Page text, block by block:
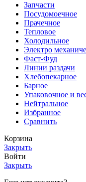
Запчасти
Посудомоечное
Прачечное
Тепловое
Холодильное
Электро
Фаст-Фуд
Линии раздачи
Хлебопекарное
Барное
Упаковочное и
Нейтральное
Избранное
Сравнить
Корзина
Закрыть
Войти
Закрыть